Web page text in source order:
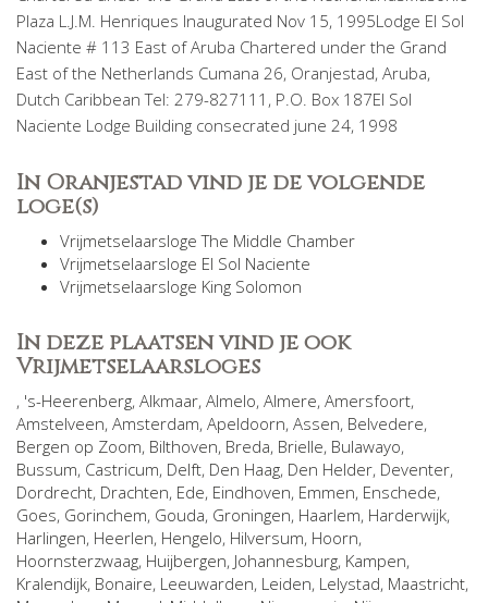
Plaza L.J.M. Henriques Inaugurated Nov 15, 1995Lodge El Sol
Naciente # 113 East of Aruba Chartered under the Grand
East of the Netherlands Cumana 26, Oranjestad, Aruba,
Dutch Caribbean Tel: 279-827111, P.O. Box 187El Sol
Naciente Lodge Building consecrated june 24, 1998
In Oranjestad vind je de volgende
loge(s)
Vrijmetselaarsloge The Middle Chamber
Vrijmetselaarsloge El Sol Naciente
Vrijmetselaarsloge King Solomon
In deze plaatsen vind je ook
Vrijmetselaarsloges
, 's-Heerenberg, Alkmaar, Almelo, Almere, Amersfoort,
Amstelveen, Amsterdam, Apeldoorn, Assen, Belvedere,
Bergen op Zoom, Bilthoven, Breda, Brielle, Bulawayo,
Bussum, Castricum, Delft, Den Haag, Den Helder, Deventer,
Dordrecht, Drachten, Ede, Eindhoven, Emmen, Enschede,
Goes, Gorinchem, Gouda, Groningen, Haarlem, Harderwijk,
Harlingen, Heerlen, Hengelo, Hilversum, Hoorn,
Hoornsterzwaag, Huijbergen, Johannesburg, Kampen,
Kralendijk, Bonaire, Leeuwarden, Leiden, Lelystad, Maastricht,